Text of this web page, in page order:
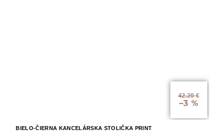
42.20 €
–3 %
BIELO-ČIERNA KANCELÁRSKA STOLIČKA PRINT